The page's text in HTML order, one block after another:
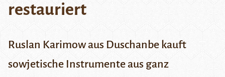
restauriert
Ruslan Karimow aus Duschanbe kauft
sowjetische Instrumente aus ganz